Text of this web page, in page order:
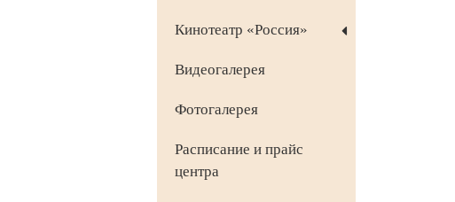
Кинотеатр «Россия»
Видеогалерея
Фотогалерея
Расписание и прайс
центра